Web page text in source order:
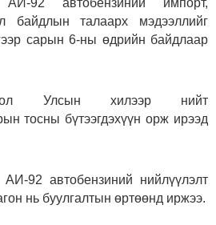
байдлын талаарх мэдээллийг
сарын 6-ны өдрийн байдлаар
Улсын хилээр нийт
тосны бүтээгдэхүүн орж ирээд
92 автобензиний нийлүүлэлт
нь буулгалтын өртөөнд иржээ.